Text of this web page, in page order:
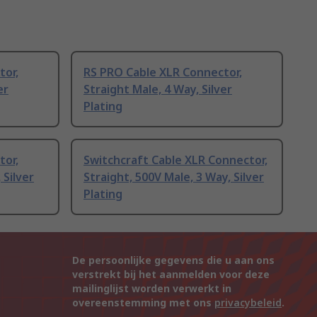
RS PRO Cable XLR Connector,
Straight Male, 4 Way, Silver
Plating
Silver
Switchcraft Cable XLR Connector,
Straight, 500V Male, 3 Way, Silver
Plating
De persoonlijke gegevens die u aan ons
verstrekt bij het aanmelden voor deze
mailinglijst worden verwerkt in
overeenstemming met ons privacybeleid.